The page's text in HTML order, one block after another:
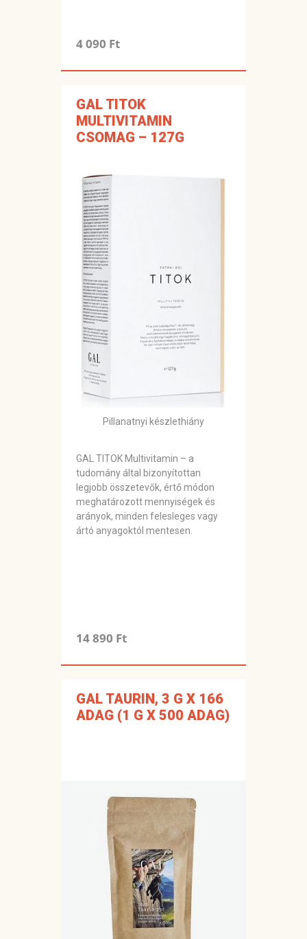
4 090 Ft
GAL TITOK
MULTIVITAMIN
CSOMAG – 127G
Pillanatnyi készlethiány
GAL TITOK Multivitamin – a
tudomány által bizonyítottan
legjobb összetevők, értő módon
meghatározott mennyiségek és
arányok, minden felesleges vagy
ártó anyagoktól mentesen.
14 890 Ft
GAL TAURIN, 3 G X 166
ADAG (1 G X 500 ADAG)